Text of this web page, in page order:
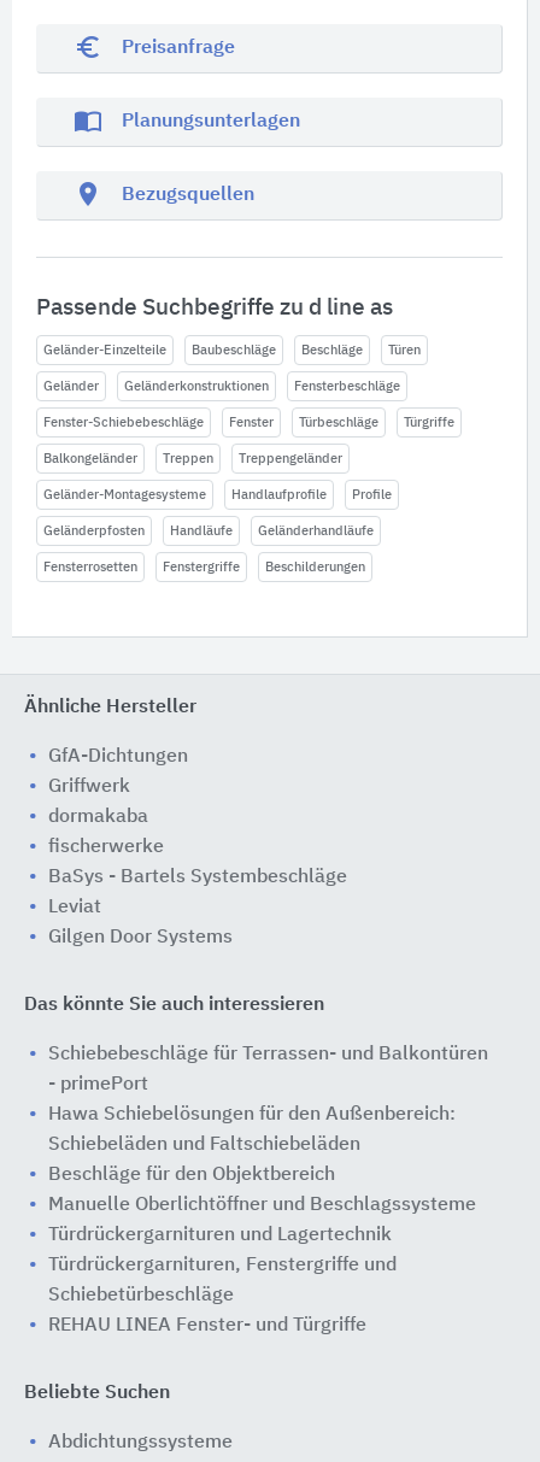
euro_symbol Preisanfrage
import_contacts Planungsunterlagen
location_on Bezugsquellen
Passende Suchbegriffe zu d line as
Geländer-Einzelteile Baubeschläge Beschläge Türen
Geländer Geländerkonstruktionen Fensterbeschläge
Fenster-Schiebebeschläge Fenster Türbeschläge Türgriffe
Balkongeländer Treppen Treppengeländer
Geländer-Montagesysteme Handlaufprofile Profile
Geländerpfosten Handläufe Geländerhandläufe
Fensterrosetten Fenstergriffe Beschilderungen
Ähnliche Hersteller
GfA-Dichtungen
Griffwerk
dormakaba
fischerwerke
BaSys - Bartels Systembeschläge
Leviat
Gilgen Door Systems
Das könnte Sie auch interessieren
Schiebebeschläge für Terrassen- und Balkontüren
- primePort
Hawa Schiebelösungen für den Außenbereich:
Schiebeläden und Faltschiebeläden
Beschläge für den Objektbereich
Manuelle Oberlichtöffner und Beschlagssysteme
Türdrückergarnituren und Lagertechnik
Türdrückergarnituren, Fenstergriffe und
Schiebetürbeschläge
REHAU LINEA Fenster- und Türgriffe
Beliebte Suchen
Abdichtungssysteme